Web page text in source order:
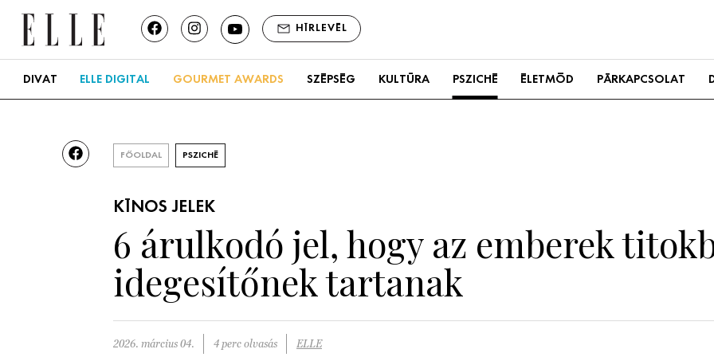
HÍRLEVÉL
DIVAT ELLE DIGITAL GOURMET AWARDS SZÉPSÉG KULTÚRA PSZICHÉ ÉLETMÓD PÁRKAPCSOLAT
FŐOLDAL PSZICHÉ
KÍNOS JELEK
6 árulkodó jel, hogy az emberek
idegesítőnek tartanak
2026. március 04. 4 perc olvasás ELLE